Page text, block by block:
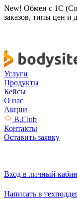
New! Обмен с 1С
заказов, типы цен и
Услуги
Продукты
Кейсы
О нас
Акции
B.Club
Контакты
Оставить заявку
Вход в личный
Написать в